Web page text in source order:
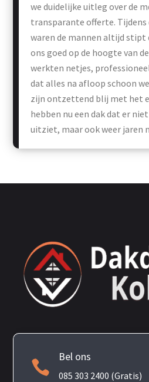
we duidelijke uitleg over de
transparante offerte. Tijdens
waren de mannen altijd stipt
ons goed op de hoogte van
werkten netjes,
dat alles na afloop schoon
zijn ontzettend blij met het
hebben nu een dak dat er
uitziet, maar ook weer jaren

Bel ons
085 303 2400 (Gratis)